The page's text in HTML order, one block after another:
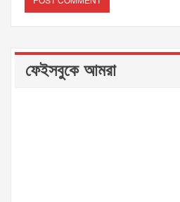
ফেইসবুকে আমরা